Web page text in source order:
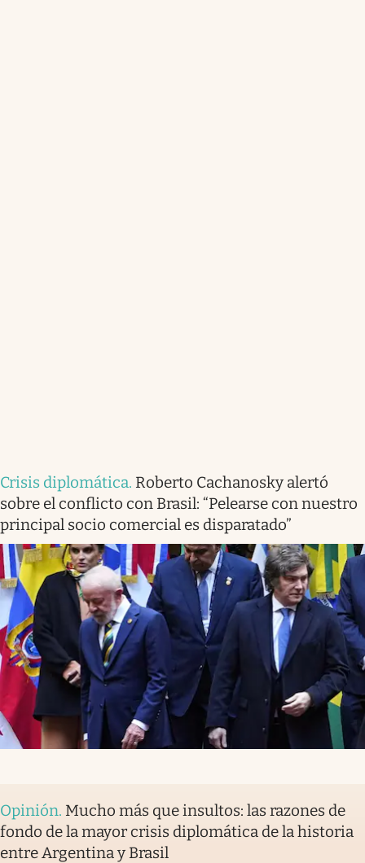
Crisis diplomática. Roberto Cachanosky alertó
sobre el conflicto con Brasil: “Pelearse con nuestro
principal socio comercial es disparatado”
Opinión. Mucho más que insultos: las razones de
fondo de la mayor crisis diplomática de la historia
entre Argentina y Brasil